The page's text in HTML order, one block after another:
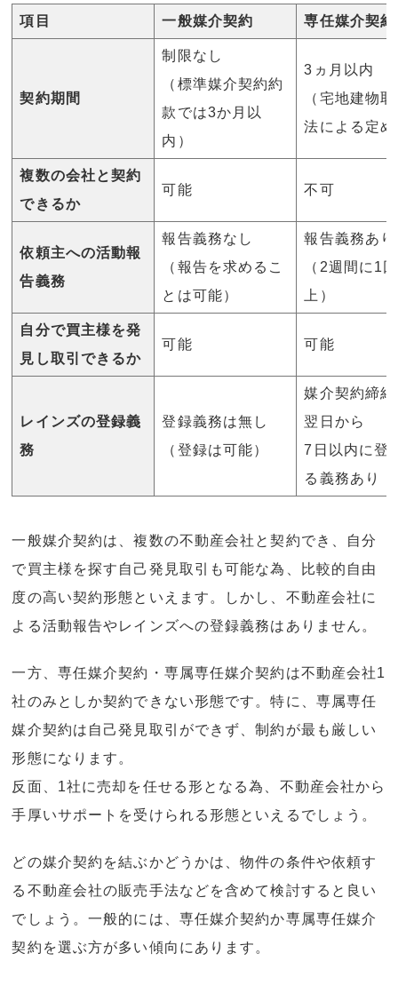
項目 一般媒介契約 専任媒介契約
契約期間
制限なし
（標準媒介契約約
款では3か月以
内）
3ヵ月以内
（宅地建物
法による定め
複数の会社と契約
できるか
可能 不可
依頼主への活動報
告義務
報告義務なし
（報告を求めるこ
とは可能）
報告義務あり
（2週間に1
上）
自分で買主様を発
見し取引できるか
可能 可能
レインズの登録義
務
登録義務は無し
（登録は可能）
媒介契約締
翌日から
7日以内に登
る義務あり
一般媒介契約は、複数の不動産会社と契約でき、自分
で買主様を探す自己発見取引も可能な為、比較的自由
度の高い契約形態といえます。しかし、不動産会社に
よる活動報告やレインズへの登録義務はありません。
一方、専任媒介契約・専属専任媒介契約は不動産会社1
社のみとしか契約できない形態です。特に、専属専任
媒介契約は自己発見取引ができず、制約が最も厳しい
形態になります。
反面、1社に売却を任せる形となる為、不動産会社から
手厚いサポートを受けられる形態といえるでしょう。
どの媒介契約を結ぶかどうかは、物件の条件や依頼す
る不動産会社の販売手法などを含めて検討すると良い
でしょう。一般的には、専任媒介契約か専属専任媒介
契約を選ぶ方が多い傾向にあります。